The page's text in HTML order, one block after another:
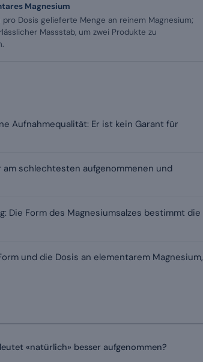
Magnesium
pro Dosis gelieferte Menge an reinem Magnesium;
Massstab, um zwei Produkte zu
Aufnahmequalität: Er ist kein Garant für
schlechtesten aufgenommenen und
Die Form des Magnesiumsalzes bestimmt die
und die Dosis an elementarem Magnesium,
«natürlich» besser aufgenommen?